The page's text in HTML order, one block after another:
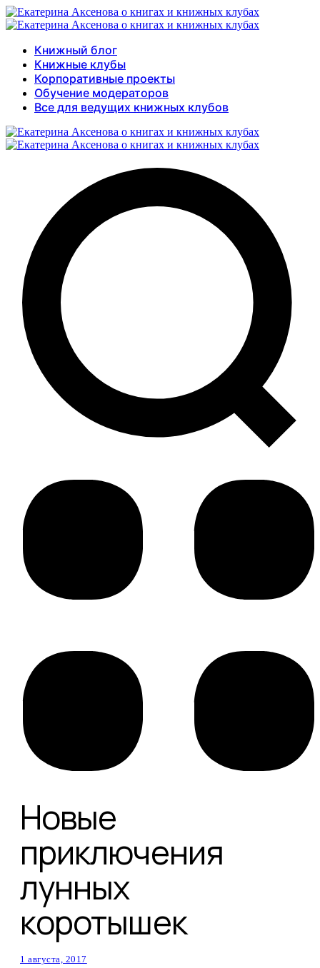
Книжный блог
Книжные клубы
Корпоративные проекты
Обучение модераторов
Все для ведущих книжных клубов
Новые
приключения
лунных
коротышек
1 августа, 2017